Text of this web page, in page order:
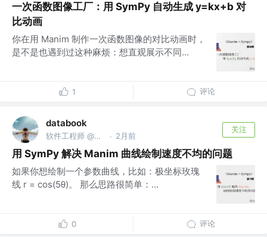
一次函数图像工厂：用 SymPy 自动生成 y=kx+b 对
比动画
你在用 Manim 制作一次函数图像的对比动画时，
是不是也遇到过这种麻烦：想直观展示不同...
1 评论
databook
软件工程师 @南京亚原软件有限公司 · 2月前
关注
用 SymPy 解决 Manim 曲线绘制速度不均的问题
如果你想绘制一个参数曲线，比如：极坐标玫瑰
线 r = cos(5θ)。 那么思路很简单：...
0 评论